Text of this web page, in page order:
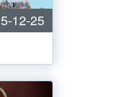
12-25